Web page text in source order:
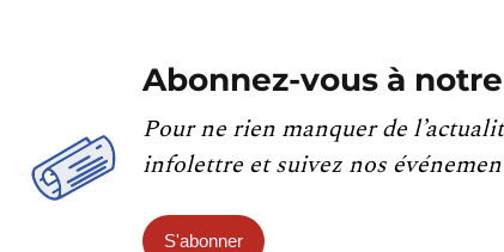
Abonnez-vous à
Pour ne rien manquer de
infolettre et suivez nos
S'abonner